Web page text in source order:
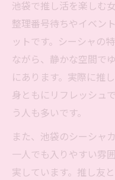
果
シーシャは
整理番号待ち
間
池袋シーシャ
シーシャの香
推し活女子が語
池袋で推し活を楽しむ
整理番号待ちやイベン
ットです。シーシャの
ながら、静かな空間で
にあります。実際に推
身ともにリフレッシュ
う人も多いです。
また、池袋のシーシャ
一人でも入りやすい雰
実しています。推し友